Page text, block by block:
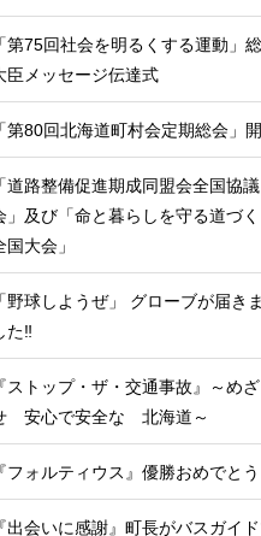
「第75回社会を明るくする運動」
臣メッセージ伝達式
「第80回北海道町村会定期総会」
「道路整備促進期成同盟会全国協議
」及び「命と暮らしを守る道づく
国大会」
「野球しようぜ」 グローブが届きま
た‼️
『ストップ・ザ・交通事故』～めざ
安心で安全な 北海道～
『フォルティウス』優勝おめでとう
『出会いに感謝』町長がバスガイ